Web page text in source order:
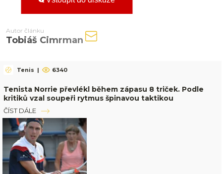
Autor článku
Tobiáš Cimrman
Tenis | 6340
Tenista Norrie převlékl během zápasu 8 triček. Podle
kritiků vzal soupeři rytmus špinavou taktikou
ČÍST DÁLE